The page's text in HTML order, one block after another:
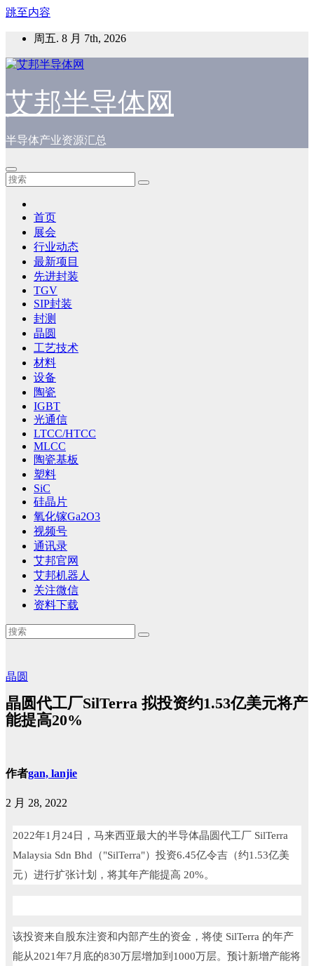
跳至内容
周五. 8 月 7th, 2026
艾邦半导体网
半导体产业资源汇总
首页
展会
行业动态
最新项目
先进封装
TGV
SIP封装
封测
晶圆
工艺技术
材料
设备
陶瓷
IGBT
光通信
LTCC/HTCC
MLCC
陶瓷基板
塑料
SiC
硅晶片
氧化镓Ga2O3
视频号
通讯录
艾邦官网
艾邦机器人
关注微信
资料下载
晶圆
晶圆代工厂SilTerra 拟投资约1.53亿美元将产
能提高20%
作者gan, lanjie
2 月 28, 2022
2022年1 月 24日，马来西亚最大的半导体晶圆代工厂 SilTerra
Malaysia Sdn Bhd （"SilTerra"）投资6.45亿令吉（约1.53亿美
元）进行扩张计划，将其年产能提高 20%。
该投资来自股东注资和内部产生的资金，将使 SilTerra 的年产
能从2021年7 月底的830万层增加到 1000万层。预计新增产能将